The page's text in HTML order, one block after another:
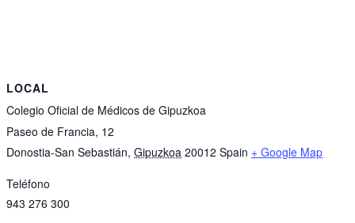
LOCAL
Colegio Oficial de Médicos de Gipuzkoa
Paseo de Francia, 12
Donostia-San Sebastián, Gipuzkoa 20012 Spain + Google Map
Teléfono
943 276 300